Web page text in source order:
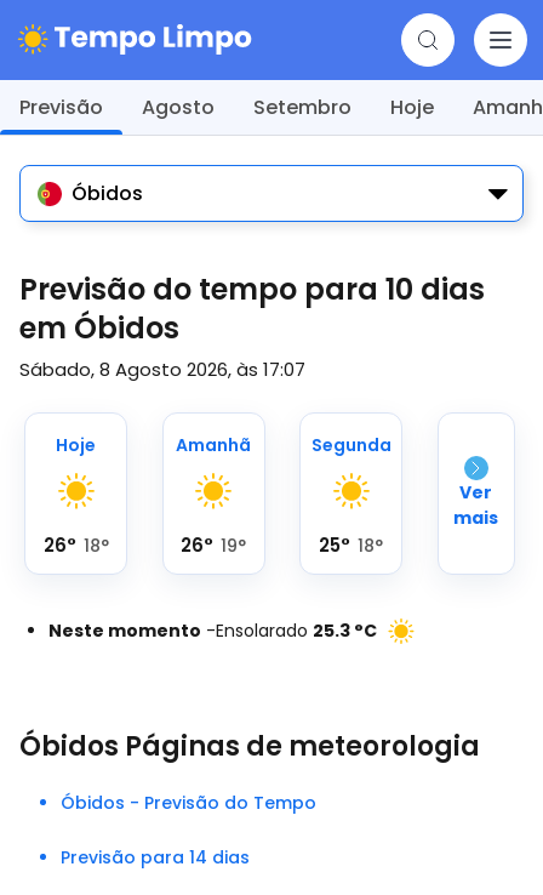
Previsão Agosto Setembro Hoje
Óbidos
Previsão do tempo para 10 dias
em Óbidos
Sábado, 8 Agosto 2026, às 17:07
Hoje
26° 18°
Amanhã
26° 19°
Segunda
25° 18°
Ver
mais
Neste momento -Ensolarado 25.3 °C
Óbidos Páginas de meteorologia
Óbidos - Previsão do Tempo
Previsão para 14 dias